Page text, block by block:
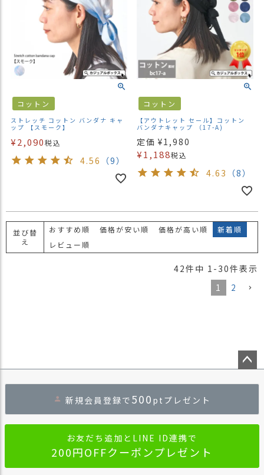
コットン
ストレッチ コットン バンダナ キャ
ップ 【スモーク】
¥2,090税込
4.56 （9）
コットン
【アウトレット セール】コットン
バンダナキャップ （17-A)
定価 ¥1,980
¥1,188税込
4.63 （8）
並び替
え
おすすめ順 価格が安い順 価格が高い順
新着順
レビュー順
42件中 1 - 30件表示
1
2
ジト
へ
新規会員登録で 500 ptプレゼント
お友だち追加とLINE ID連携で
200円OFFクーポンプレゼント